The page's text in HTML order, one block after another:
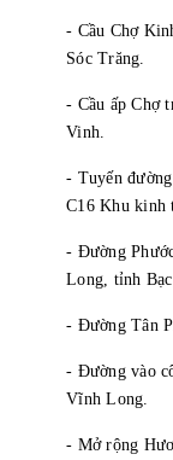
- Cầu Chợ
Sóc Trăng.
- Cầu ấp Chợ
Vinh.
- Tuyến
C16 Khu kinh
- Đường
Long, tỉnh Bạc
- Đường Tân
- Đường vào
Vĩnh Long.
- Mở rộng